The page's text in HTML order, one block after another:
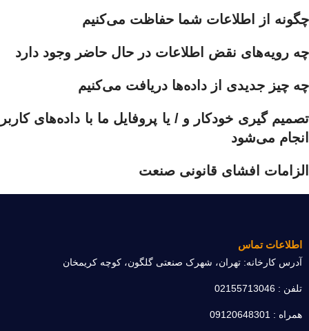
چگونه از اطلاعات شما حفاظت می‌کنیم
چه رویه‌های نقض اطلاعات در حال حاضر وجود دارد
چه چیز جدیدی از داده‌ها دریافت می‌کنیم
تصمیم گیری خودکار و / یا پروفایل ما با داده‌های کاربر
انجام می‌شود
الزامات افشای قانونی صنعت
اطلاعات تماس
آدرس کارخانه: تهران، شهرک صنعتی گلگون، کوچه کریمخان
تلفن : 02155713046
همراه : 09120648301